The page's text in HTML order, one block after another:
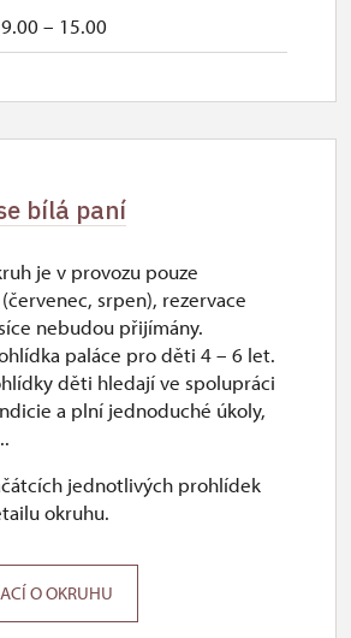
9.00 – 15.00
bílá paní
je v provozu pouze
srpen), rezervace
nebudou přijímány.
paláce pro děti 4 – 6 let.
děti hledají ve spolupráci
a plní jednoduché úkoly,
jednotlivých prohlídek
okruhu.
O OKRUHU